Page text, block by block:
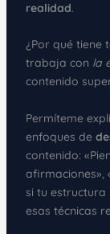
realidad.
¿Por qué tiene
trabaja con la
contenido
Permíteme
enfoques de
contenido:
afirmaciones»,
si tu estructura
esas técnicas